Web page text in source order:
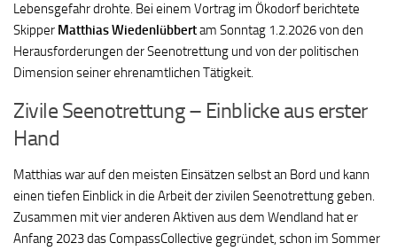
Lebensgefahr drohte. Bei einem Vortrag im Ökodorf berichtete
Skipper Matthias Wiedenlübbertam Sonntag 1.2.2026 von den
Herausforderungen der Seenotrettung und von der politischen
Dimension seiner ehrenamtlichen Tätigkeit.
Zivile Seenotrettung – Einblicke aus erster
Hand
Matthias war auf den meisten Einsätzen selbst an Bord und kann
einen tiefen Einblick in die Arbeit der zivilen Seenotrettung geben.
Zusammen mit vier anderen Aktiven aus dem Wendland hat er
Anfang 2023 das CompassCollective gegründet, schon im Sommer